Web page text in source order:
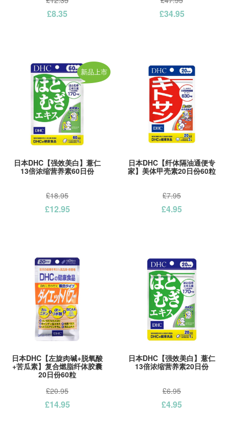
£8.35 £34.95
日本DHC【强效美白】薏仁
13倍浓缩营养素60日份
新品上市
£18.95
£12.95
日本DHC【纤体隔油通便专
家】美体甲壳素20日份60粒
£7.95
£4.95
日本DHC【左旋肉碱+脱氧酸
+苦瓜素】复合燃脂纤体胶囊
20日份60粒
£20.95
£14.95
日本DHC【强效美白】薏仁
13倍浓缩营养素20日份
£6.95
£4.95